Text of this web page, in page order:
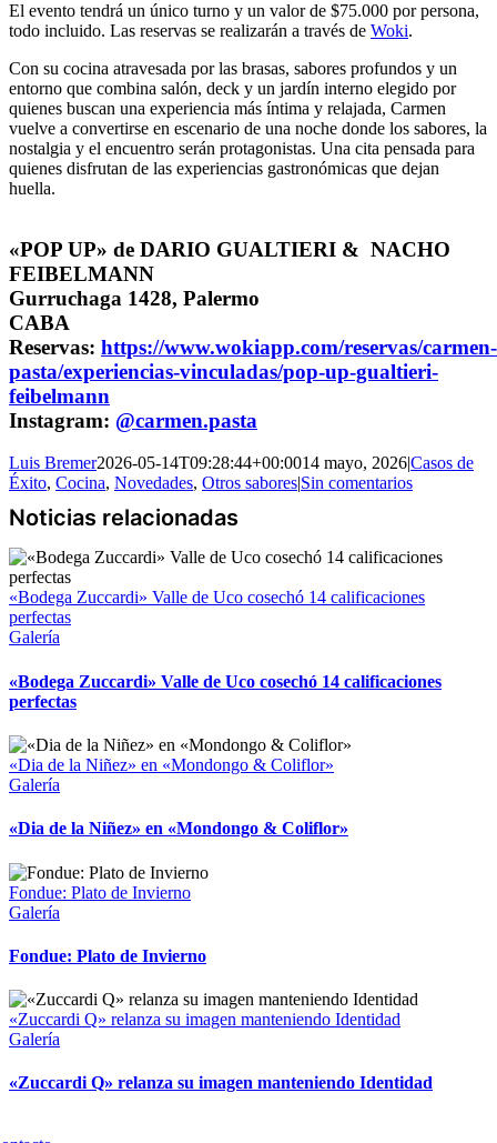
El evento tendrá un único turno y un valor de $75.000 por persona,
todo incluido. Las reservas se realizarán a través de Woki.
Con su cocina atravesada por las brasas, sabores profundos y un
entorno que combina salón, deck y un jardín interno elegido por
quienes buscan una experiencia más íntima y relajada, Carmen
vuelve a convertirse en escenario de una noche donde los sabores, la
nostalgia y el encuentro serán protagonistas. Una cita pensada para
quienes disfrutan de las experiencias gastronómicas que dejan
huella.
«POP UP» de DARIO GUALTIERI & NACHO
FEIBELMANN
Gurruchaga 1428, Palermo
CABA
Reservas: https://www.wokiapp.com/reservas/carmen-
pasta/experiencias-vinculadas/pop-up-gualtieri-
feibelmann
Instagram: @carmen.pasta
Luis Bremer2026-05-14T09:28:44+00:0014 mayo, 2026|Casos de
Éxito, Cocina, Novedades, Otros sabores|Sin comentarios
«Bodega Zuccardi» Valle de Uco cosechó 14 calificaciones
perfectas
Galería
«Bodega Zuccardi» Valle de Uco cosechó 14 calificaciones
perfectas
«Dia de la Niñez» en «Mondongo & Coliflor»
Galería
«Dia de la Niñez» en «Mondongo & Coliflor»
Fondue: Plato de Invierno
Galería
Fondue: Plato de Invierno
«Zuccardi Q» relanza su imagen manteniendo Identidad
Galería
«Zuccardi Q» relanza su imagen manteniendo Identidad